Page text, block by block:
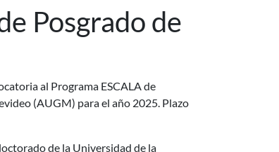
Posgrado de
al Programa ESCALA de
(AUGM) para el año 2025. Plazo
de la Universidad de la